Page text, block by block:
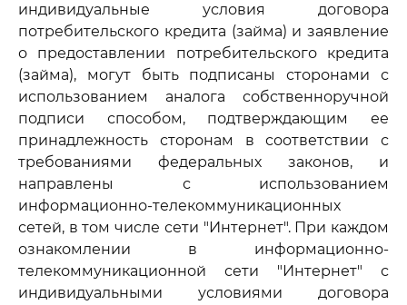
индивидуальные условия договора
потребительского кредита (займа) и заявление
о предоставлении потребительского кредита
(займа), могут быть подписаны сторонами с
использованием аналога собственноручной
подписи способом, подтверждающим ее
принадлежность сторонам в соответствии с
требованиями федеральных законов, и
направлены с использованием
информационно-телекоммуникационных
сетей, в том числе сети "Интернет". При каждом
ознакомлении в информационно-
телекоммуникационной сети "Интернет" с
индивидуальными условиями договора